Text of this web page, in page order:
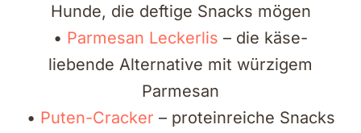
Hunde, die deftige Snacks mögen
• Parmesan Leckerlis – die käse-
liebende Alternative mit würzigem
Parmesan
• Puten-Cracker – proteinreiche Snacks